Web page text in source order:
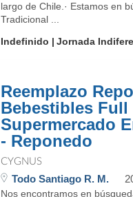
largo de Chile.· Estamos en
Tradicional ...
Indefinido
Jornada
Reemplazo
Bebestibles Full
Supermercado
- Reponedo
CYGNUS
Todo Santiago R. M.
Nos encontramos en